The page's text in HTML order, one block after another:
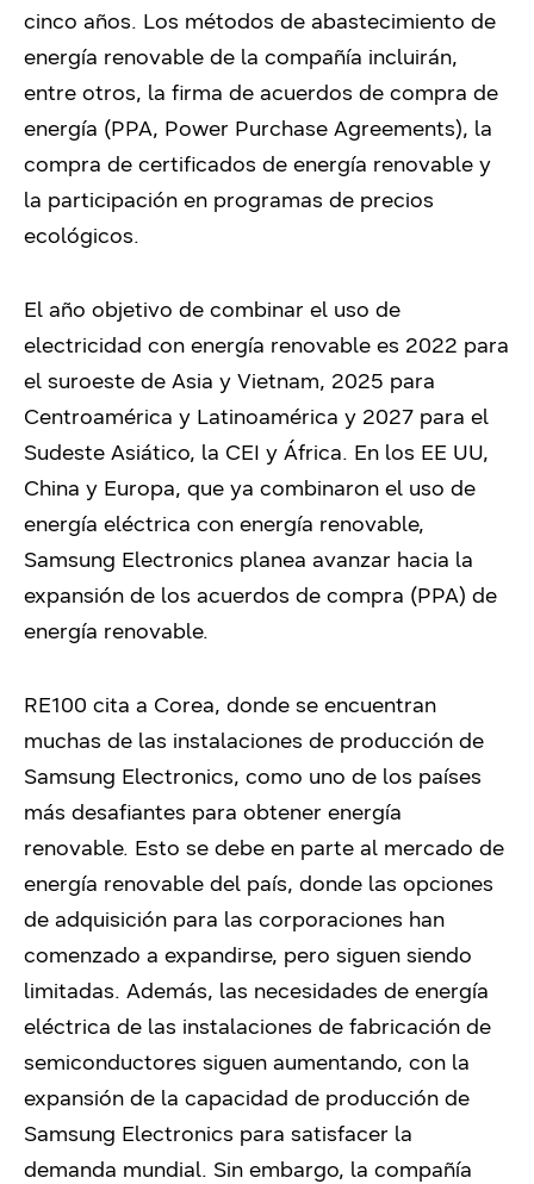
cinco años. Los métodos de abastecimiento de
energía renovable de la compañía incluirán,
entre otros, la firma de acuerdos de compra de
energía (PPA, Power Purchase Agreements), la
compra de certificados de energía renovable y
la participación en programas de precios
ecológicos.
El año objetivo de combinar el uso de
electricidad con energía renovable es 2022 para
el suroeste de Asia y Vietnam, 2025 para
Centroamérica y Latinoamérica y 2027 para el
Sudeste Asiático, la CEI y África. En los EE UU,
China y Europa, que ya combinaron el uso de
energía eléctrica con energía renovable,
Samsung Electronics planea avanzar hacia la
expansión de los acuerdos de compra (PPA) de
energía renovable.
RE100 cita a Corea, donde se encuentran
muchas de las instalaciones de producción de
Samsung Electronics, como uno de los países
más desafiantes para obtener energía
renovable. Esto se debe en parte al mercado de
energía renovable del país, donde las opciones
de adquisición para las corporaciones han
comenzado a expandirse, pero siguen siendo
limitadas. Además, las necesidades de energía
eléctrica de las instalaciones de fabricación de
semiconductores siguen aumentando, con la
expansión de la capacidad de producción de
Samsung Electronics para satisfacer la
demanda mundial. Sin embargo, la compañía